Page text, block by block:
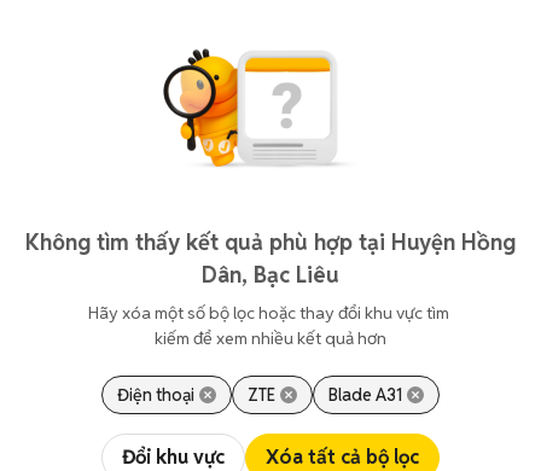
Không tìm thấy kết quả phù hợp tại Huyện Hồng
Dân, Bạc Liêu
Hãy xóa một số bộ lọc hoặc thay đổi khu vực tìm
kiếm để xem nhiều kết quả hơn
Điện thoại ZTE Blade A31
Đổi khu vực Xóa tất cả bộ lọc